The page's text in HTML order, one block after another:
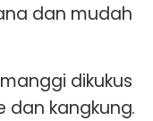
dan mudah
dikukus
dan kangkung.